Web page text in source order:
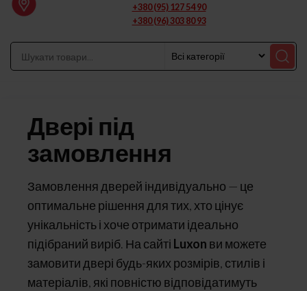
+380 (95) 127 54 90
+380 (96) 303 80 93
Двері під
замовлення
Замовлення дверей індивідуально — це
оптимальне рішення для тих, хто цінує
унікальність і хоче отримати ідеально
підібраний виріб. На сайті Luxon ви можете
замовити двері будь-яких розмірів, стилів і
матеріалів, які повністю відповідатимуть